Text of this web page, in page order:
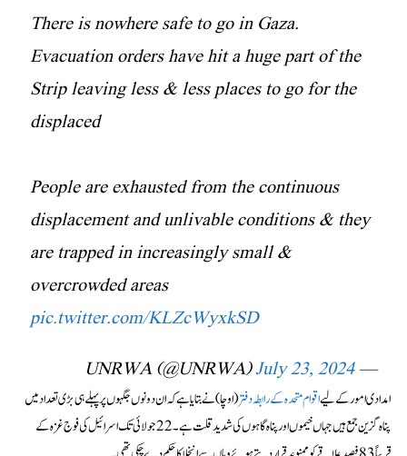
There is nowhere safe to go in Gaza.
Evacuation orders have hit a huge part of the
Strip leaving less & less places to go for the
displaced
People are exhausted from the continuous
displacement and unlivable conditions & they
are trapped in increasingly small &
overcrowded areas
pic.twitter.com/KLZcWyxkSD
— UNRWA (@UNRWA)
July 23, 2024
امدادی امور کے لیےاقوام متحدہ کے رابطہ دفتر(اوچا) نے بتایا ہے کہ ان دونوں جگہوں پر پہلے ہی بڑی تعداد میں
پناہ گزین جمع ہیں جہاں خیموں اور پناہ گاہوں کی شدید قلت ہے۔22 جولائی تک اسرائیل کی فوج غزہ کے